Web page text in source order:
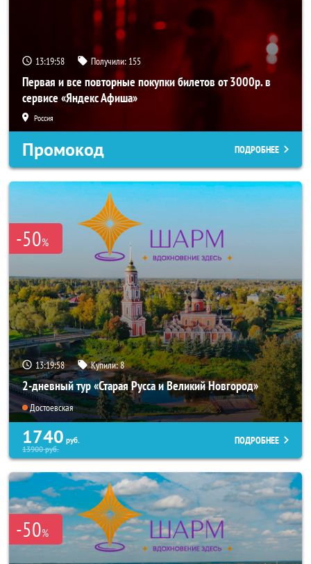
13:19:57 Получили: 155
Первая и все повторные покупки билетов от 3000р. в
сервисе «Яндекс Афиша»
Россия
Промокод ПОДРОБНЕЕ
-50%
13:19:57 Купили:8
2-дневный тур «Старая Русса и Великий Новгород»
Достоевская
1740 руб.
13900руб.
ПОДРОБНЕЕ
-50%